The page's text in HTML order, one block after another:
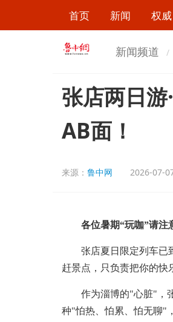
首页 新闻 权威
新闻频道
张店两日
AB面！
来源： 鲁中网 2026-07-
各位暑期“玩咖”请注
张店夏日限定列车已到
赶景点，只负责把你的快
作为淄博的"心脏"，张
种"怕热、怕累、怕无聊"